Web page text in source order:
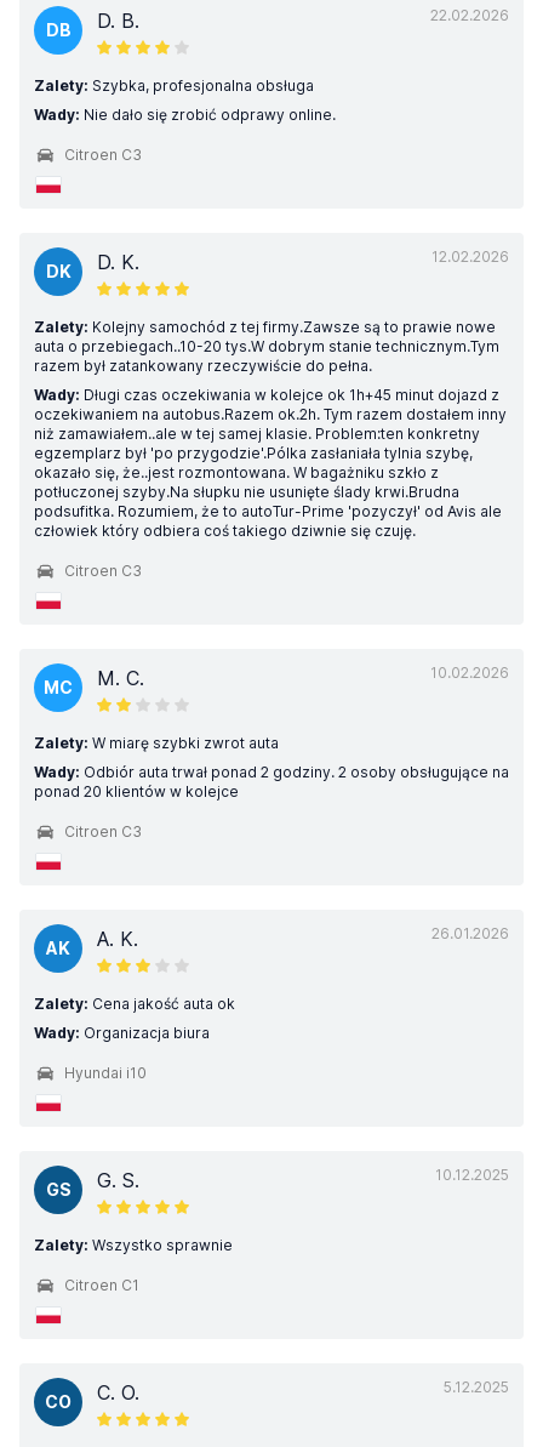
22.02.2026
DB D. B.
Zalety: Szybka, profesjonalna obsługa
Wady: Nie dało się zrobić odprawy online.
Citroen C3
12.02.2026
DK D. K.
Zalety: Kolejny samochód z tej firmy.Zawsze są to prawie nowe
auta o przebiegach..10-20 tys.W dobrym stanie technicznym.Tym
razem był zatankowany rzeczywiście do pełna.
Wady: Długi czas oczekiwania w kolejce ok 1h+45 minut dojazd z
oczekiwaniem na autobus.Razem ok.2h. Tym razem dostałem inny
niż zamawiałem..ale w tej samej klasie. Problem:ten konkretny
egzemplarz był 'po przygodzie'.Pólka zasłaniała tylnia szybę,
okazało się, że..jest rozmontowana. W bagażniku szkło z
potłuczonej szyby.Na słupku nie usunięte ślady krwi.Brudna
podsufitka. Rozumiem, że to autoTur-Prime 'pozyczył' od Avis ale
człowiek który odbiera coś takiego dziwnie się czuję.
Citroen C3
10.02.2026
MC M. C.
Zalety: W miarę szybki zwrot auta
Wady: Odbiór auta trwał ponad 2 godziny. 2 osoby obsługujące na
ponad 20 klientów w kolejce
Citroen C3
26.01.2026
AK A. K.
Zalety: Cena jakość auta ok
Wady: Organizacja biura
Hyundai i10
10.12.2025
GS G. S.
Zalety: Wszystko sprawnie
Citroen C1
5.12.2025
CO C. O.